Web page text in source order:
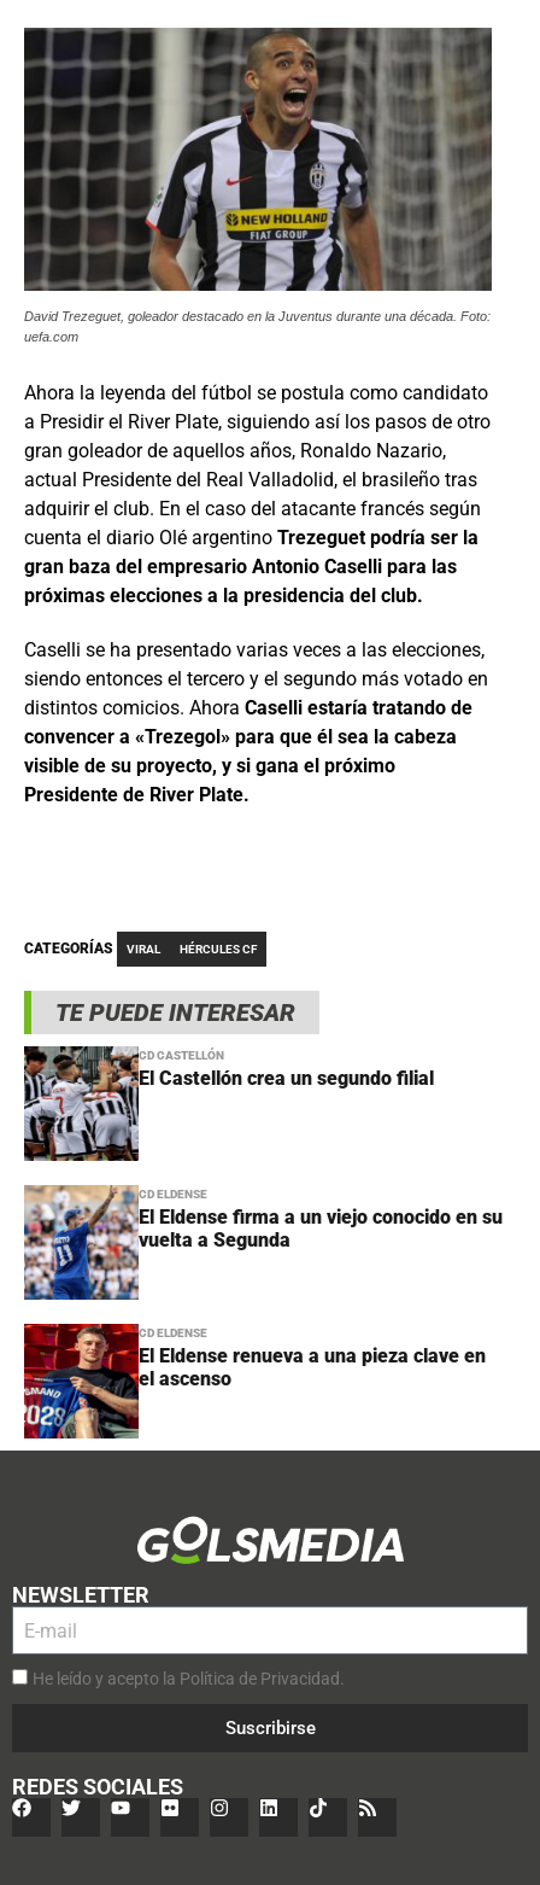
TE PUEDE INTERESAR
CD CASTELLÓN
El Castellón crea un segundo filial
CD ELDENSE
El Eldense firma a un viejo conocido en su
vuelta a Segunda
CD ELDENSE
El Eldense renueva a una pieza clave en
el ascenso
David Trezeguet, goleador destacado en la Juventus durante una década. Foto:
uefa.com
Ahora la leyenda del fútbol se postula como candidato
a Presidir el River Plate, siguiendo así los pasos de otro
gran goleador de aquellos años, Ronaldo Nazario,
actual Presidente del Real Valladolid, el brasileño tras
adquirir el club. En el caso del atacante francés según
cuenta el diario Olé argentino Trezeguet podría ser la
gran baza del empresario Antonio Caselli para las
próximas elecciones a la presidencia del club.
Caselli se ha presentado varias veces a las elecciones,
siendo entonces el tercero y el segundo más votado en
distintos comicios. Ahora Caselli estaría tratando de
convencer a «Trezegol» para que él sea la cabeza
visible de su proyecto, y si gana el próximo
Presidente de River Plate.
CATEGORÍAS VIRAL HÉRCULES CF
NEWSLETTER
He leído y acepto la Política de Privacidad.
Suscribirse
REDES SOCIALES